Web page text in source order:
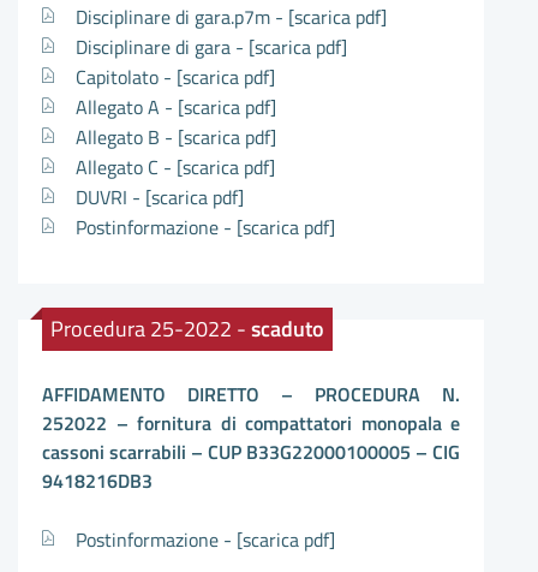
Disciplinare di gara.p7m - [scarica pdf]
Disciplinare di gara - [scarica pdf]
Capitolato - [scarica pdf]
Allegato A - [scarica pdf]
Allegato B - [scarica pdf]
Allegato C - [scarica pdf]
DUVRI - [scarica pdf]
Postinformazione - [scarica pdf]
Procedura 25-2022 -scaduto
AFFIDAMENTO DIRETTO – PROCEDURA N.
252022 – fornitura di compattatori monopala e
cassoni scarrabili – CUP B33G22000100005 – CIG
9418216DB3
Postinformazione - [scarica pdf]